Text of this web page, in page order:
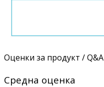
Оценки за продукт / Q&A
Средна оценка